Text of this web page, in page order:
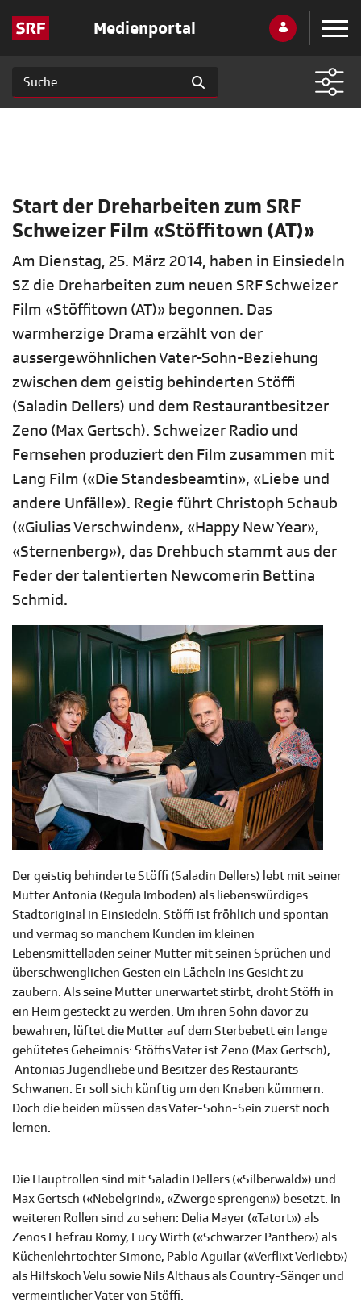
Medienportal
Start der Dreharbeiten zum SRF
Schweizer Film «Stöffitown (AT)»
Am Dienstag, 25. März 2014, haben in Einsiedeln
SZ die Dreharbeiten zum neuen SRF Schweizer
Film «Stöffitown (AT)» begonnen. Das
warmherzige Drama erzählt von der
aussergewöhnlichen Vater-Sohn-Beziehung
zwischen dem geistig behinderten Stöffi
(Saladin Dellers) und dem Restaurantbesitzer
Zeno (Max Gertsch). Schweizer Radio und
Fernsehen produziert den Film zusammen mit
Lang Film («Die Standesbeamtin», «Liebe und
andere Unfälle»). Regie führt Christoph Schaub
(«Giulias Verschwinden», «Happy New Year»,
«Sternenberg»), das Drehbuch stammt aus der
Feder der talentierten Newcomerin Bettina
Schmid.
Der geistig behinderte Stöffi (Saladin Dellers) lebt mit seiner
Mutter Antonia (Regula Imboden) als liebenswürdiges
Stadtoriginal in Einsiedeln. Stöffi ist fröhlich und spontan
und vermag so manchem Kunden im kleinen
Lebensmittelladen seiner Mutter mit seinen Sprüchen und
überschwenglichen Gesten ein Lächeln ins Gesicht zu
zaubern. Als seine Mutter unerwartet stirbt, droht Stöffi in
ein Heim gesteckt zu werden. Um ihren Sohn davor zu
bewahren, lüftet die Mutter auf dem Sterbebett ein lange
gehütetes Geheimnis: Stöffis Vater ist Zeno (Max Gertsch),
Antonias Jugendliebe und Besitzer des Restaurants
Schwanen. Er soll sich künftig um den Knaben kümmern.
Doch die beiden müssen das Vater-Sohn-Sein zuerst noch
lernen.
Die Hauptrollen sind mit Saladin Dellers («Silberwald») und
Max Gertsch («Nebelgrind», «Zwerge sprengen») besetzt. In
weiteren Rollen sind zu sehen: Delia Mayer («Tatort») als
Zenos Ehefrau Romy, Lucy Wirth («Schwarzer Panther») als
Küchenlehrtochter Simone, Pablo Aguilar («Verflixt Verliebt»)
als Hilfskoch Velu sowie Nils Althaus als Country-Sänger und
vermeintlicher Vater von Stöffi.